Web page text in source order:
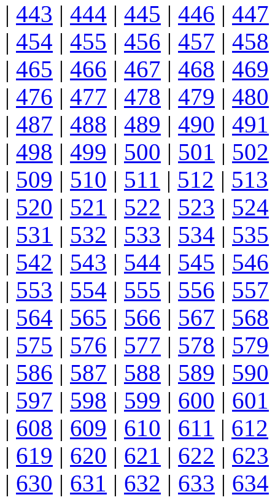
| 443 | 444 | 445 | 446 | 447
| 454 | 455 | 456 | 457 | 458
| 465 | 466 | 467 | 468 | 469
| 476 | 477 | 478 | 479 | 480
| 487 | 488 | 489 | 490 | 491
| 498 | 499 | 500 | 501 | 502
| 509 | 510 | 511 | 512 | 513
| 520 | 521 | 522 | 523 | 524
| 531 | 532 | 533 | 534 | 535
| 542 | 543 | 544 | 545 | 546
| 553 | 554 | 555 | 556 | 557
| 564 | 565 | 566 | 567 | 568
| 575 | 576 | 577 | 578 | 579
| 586 | 587 | 588 | 589 | 590
| 597 | 598 | 599 | 600 | 601
| 608 | 609 | 610 | 611 | 612
| 619 | 620 | 621 | 622 | 623
| 630 | 631 | 632 | 633 | 634